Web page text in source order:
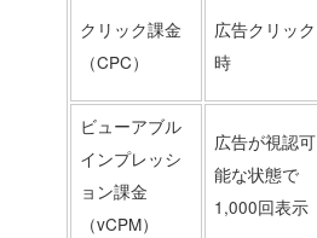
クリック課金
（CPC）
広告クリック
時
ビューアブル
インプレッシ
ョン課金
（vCPM）
広告が視認可
能な状態で
1,000回表示